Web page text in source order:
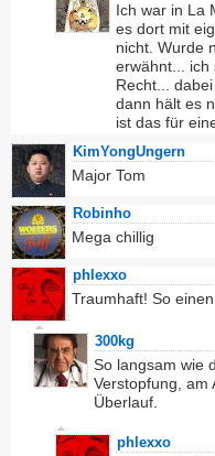
Ich war in La
es dort mit
nicht. Wurde
erwähnt... ich
Recht...
dann hält es
ist das für
KimYongUngern
Major Tom
Robinho
Mega chillig
phlexxo
Traumhaft! So
300kg
So langsam wie
Verstopfung, am
Überlauf.
phlexxo